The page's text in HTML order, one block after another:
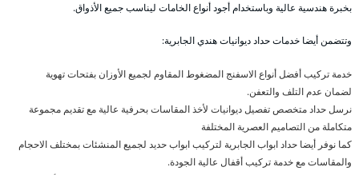
بخبرة هندسية عالية وباستخدام أجود أنواع الخامات ليناسب جميع الأذواق.
وتتضمن أيضا خدمات حداد ديوانيات هندي الجابرية:
خدمة تركيب أفضل أنواع الاسفنج المضغوط المقاوم لجميع الأوزان بفتحات تهوية
لضمان عدم التلف والتعفن.
نرسل حداد متخصص تفصيل ديوانيات لأخذ المقاسات بحرفية عالية مع تقديم مجموعة
متكاملة من التصاميم العصرية المختلفة
كما نوفر أيضا حداد ابواب الجابرية لتركيب ابواب حديد لجميع المنشئات بمختلف الاحجام
والمقاسات مع خدمة تركيب أقفال عالية الجودة.